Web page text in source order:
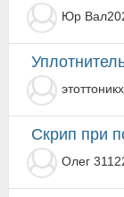
Юр
Скрип при
Олег